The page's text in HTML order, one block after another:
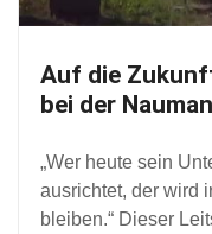
WDV2020
auf die Zukunft
der Strecke
Naumann/Kies +